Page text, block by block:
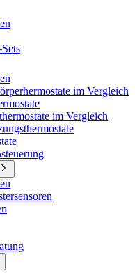
im Vergleich
im Vergleich